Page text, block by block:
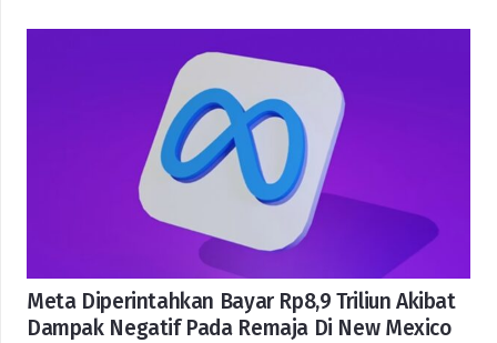
Meta Diperintahkan Bayar Rp8,9 Triliun Akibat
Dampak Negatif Pada Remaja Di New Mexico